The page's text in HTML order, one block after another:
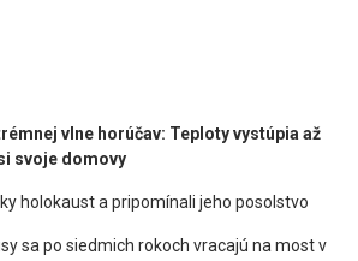
vlne horúčav: Teploty vystúpia až
svoje domovy
holokaust a pripomínali jeho posolstvo
sa po siedmich rokoch vracajú na most v